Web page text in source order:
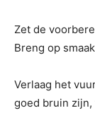
Zet de
Breng op
Verlaag het
goed bruin